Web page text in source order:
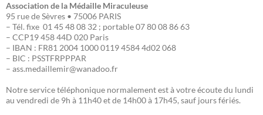
Association de la Médaille Miraculeuse
95 rue de Sèvres • 75006 PARIS
– Tél. fixe 01 45 48 08 32 ; portable 07 80 08 86 63
– CCP19 458 44D 020 Paris
– IBAN : FR81 2004 1000 0119 4584 4d02 068
– BIC : PSSTFRPPPAR
– ass.medaillemir@wanadoo.fr
Notre service téléphonique normalement est à votre écoute du lundi
au vendredi de 9h à 11h40 et de 14h00 à 17h45, sauf jours fériés.